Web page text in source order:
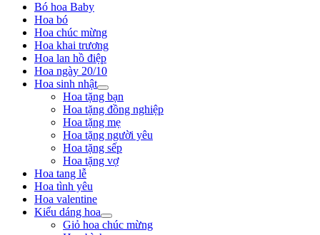
Bó hoa Baby
Hoa bó
Hoa chúc mừng
Hoa khai trương
Hoa lan hồ điệp
Hoa ngày 20/10
Hoa sinh nhật
Hoa tặng bạn
Hoa tặng đồng nghiệp
Hoa tặng mẹ
Hoa tặng người yêu
Hoa tặng sếp
Hoa tặng vợ
Hoa tang lễ
Hoa tình yêu
Hoa valentine
Kiểu dáng hoa
Giỏ hoa chúc mừng